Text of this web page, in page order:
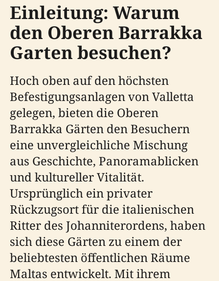
Einleitung: Warum
den Oberen Barrakka
Garten besuchen?
Hoch oben auf den höchsten
Befestigungsanlagen von Valletta
gelegen, bieten die Oberen
Barrakka Gärten den Besuchern
eine unvergleichliche Mischung
aus Geschichte, Panoramablicken
und kultureller Vitalität.
Ursprünglich ein privater
Rückzugsort für die italienischen
Ritter des Johanniterordens, haben
sich diese Gärten zu einem der
beliebtesten öffentlichen Räume
Maltas entwickelt. Mit ihrem